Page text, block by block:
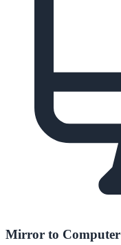
Mirror to Computer